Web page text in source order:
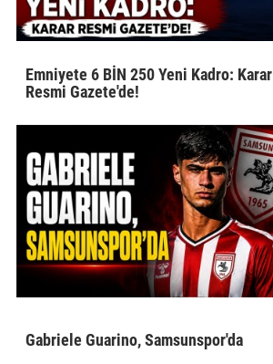
Emniyete 6 BİN 250 Yeni Kadro: Karar
Resmi Gazete'de!
Gabriele Guarino, Samsunspor'da